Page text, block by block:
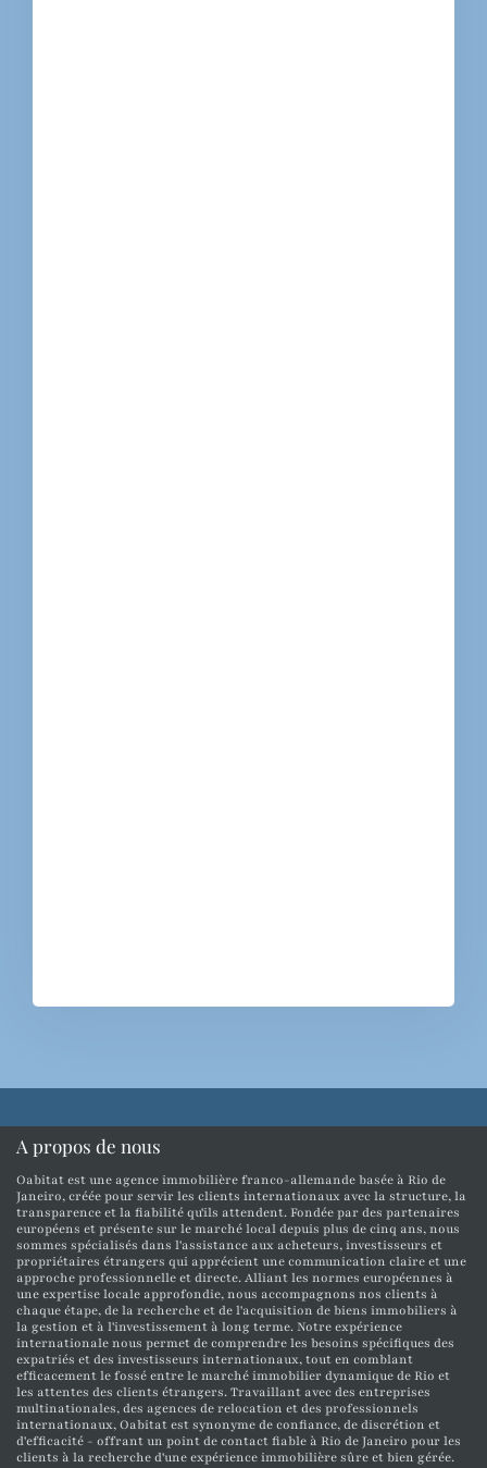
A propos de nous
Oabitat est une agence immobilière franco-allemande basée à Rio de
Janeiro, créée pour servir les clients internationaux avec la structure, la
transparence et la fiabilité qu'ils attendent. Fondée par des partenaires
européens et présente sur le marché local depuis plus de cinq ans, nous
sommes spécialisés dans l'assistance aux acheteurs, investisseurs et
propriétaires étrangers qui apprécient une communication claire et une
approche professionnelle et directe. Alliant les normes européennes à
une expertise locale approfondie, nous accompagnons nos clients à
chaque étape, de la recherche et de l'acquisition de biens immobiliers à
la gestion et à l'investissement à long terme. Notre expérience
internationale nous permet de comprendre les besoins spécifiques des
expatriés et des investisseurs internationaux, tout en comblant
efficacement le fossé entre le marché immobilier dynamique de Rio et
les attentes des clients étrangers. Travaillant avec des entreprises
multinationales, des agences de relocation et des professionnels
internationaux, Oabitat est synonyme de confiance, de discrétion et
d'efficacité - offrant un point de contact fiable à Rio de Janeiro pour les
clients à la recherche d'une expérience immobilière sûre et bien gérée.